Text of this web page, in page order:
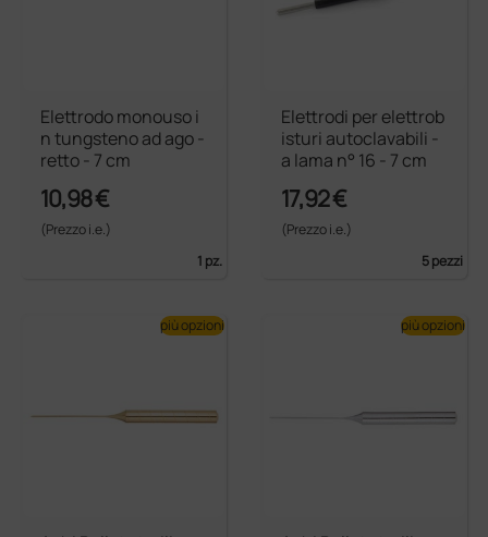
Elettrodo monouso i
n tungsteno ad ago -
retto - 7 cm
10,98 €
(Prezzo i.e.)
1 pz.
Elettrodi per elettrob
isturi autoclavabili -
a lama n° 16 - 7 cm
17,92 €
(Prezzo i.e.)
5 pezzi
più opzioni più opzioni